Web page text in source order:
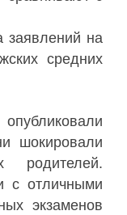
заявлений на
средних
шокировали
с отличными
экзаменов